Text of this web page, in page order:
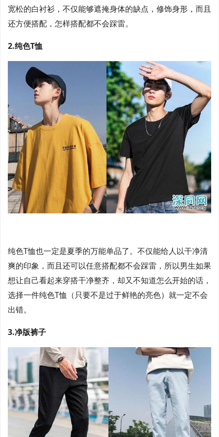
宽松的白衬衫，不仅能够遮掩身体的缺点，修饰身形，而且
还方便搭配，怎样搭配都不会踩雷。
2.纯色T恤
纯色T恤也一定是夏季的万能单品了。不仅能给人以干净清
爽的印象，而且还可以任意搭配都不会踩雷，所以男生如果
想让自己看起来穿搭干净整齐，却又不知道怎么开始的话，
选择一件纯色T恤（只要不是过于鲜艳的亮色）就一定不会
出错。
3.净版裤子